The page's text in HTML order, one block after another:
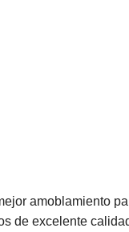
amoblamiento
de excelente